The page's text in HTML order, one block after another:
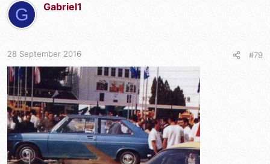
G Gabriel1
28 September 2016 #79